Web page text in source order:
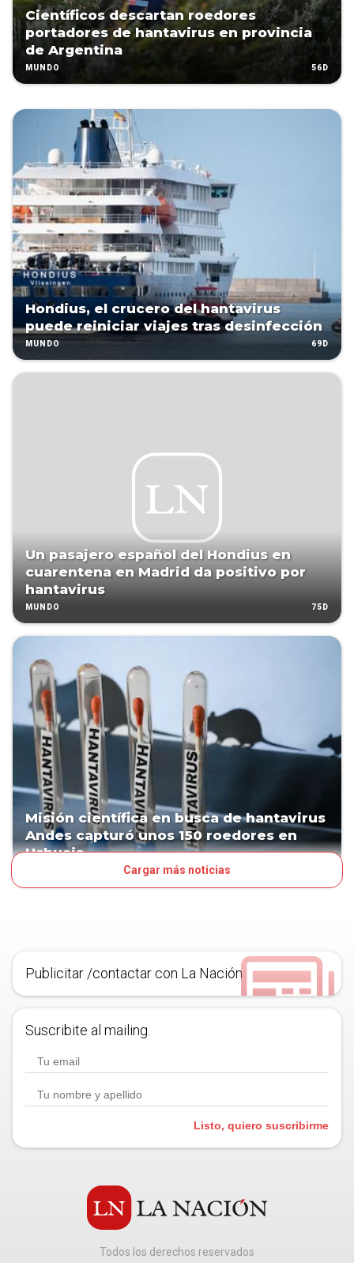
Científicos descartan roedores
portadores de hantavirus en provincia
de Argentina
MUNDO 56D
Hondius, el crucero del hantavirus
puede reiniciar viajes tras desinfección
MUNDO 69D
Un pasajero español del Hondius en
cuarentena en Madrid da positivo por
hantavirus
MUNDO 75D
Misión científica en busca de hantavirus
Andes capturó unos 150 roedores en
Ushuaia
Cargar más noticias
Publicitar /contactar con La Nación
Suscribite al mailing.
Listo, quiero suscribirme
Todos los derechos reservados